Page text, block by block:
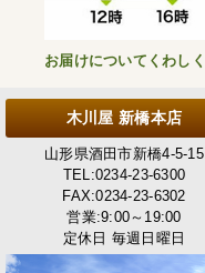
お届けについてくわしく
木川屋 新橋本店
山形県酒田市新橋4-5-15
TEL:0234-23-6300
FAX:0234-23-6302
営業:9:00～19:00
定休日 毎週日曜日